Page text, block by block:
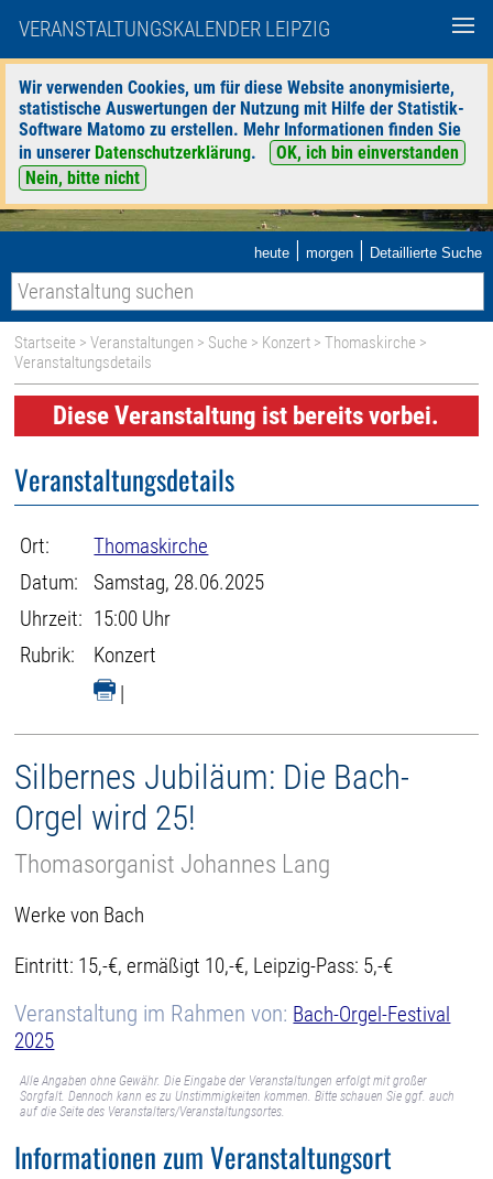
VERANSTALTUNGSKALENDER LEIPZIG
Wir verwenden Cookies, um für diese Website anonymisierte,
statistische Auswertungen der Nutzung mit Hilfe der Statistik-
Software Matomo zu erstellen. Mehr Informationen finden Sie
in unserer Datenschutzerklärung.
OK, ich bin einverstanden
Nein, bitte nicht
heute | morgen | Detaillierte Suche
Startseite >Veranstaltungen > Suche > Konzert >Thomaskirche >
Veranstaltungsdetails
Diese Veranstaltung ist bereits vorbei.
Veranstaltungsdetails
Ort:
Thomaskirche
Datum:
Samstag, 28.06.2025
Uhrzeit: 15:00 Uhr
Rubrik:
Konzert
|
Silbernes Jubiläum: Die Bach-
Orgel wird 25!
Thomasorganist Johannes Lang
Werke von Bach
Eintritt: 15,-€, ermäßigt 10,-€, Leipzig-Pass: 5,-€
Veranstaltung im Rahmen von: Bach-Orgel-Festival
2025
Alle Angaben ohne Gewähr. Die Eingabe der Veranstaltungen erfolgt mit großer
Sorgfalt. Dennoch kann es zu Unstimmigkeiten kommen. Bitte schauen Sie ggf. auch
auf die Seite des Veranstalters/Veranstaltungsortes.
Informationen zum Veranstaltungsort